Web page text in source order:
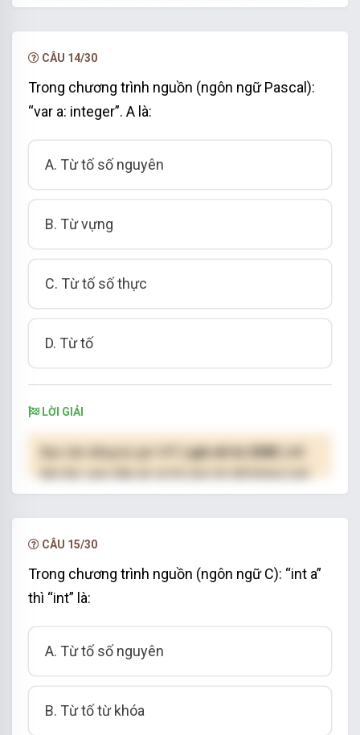
hạn.
CÂU 14/30
Trong chương trình nguồn (ngôn ngữ Pascal):
“var a: integer”. A là:
A. Từ tố số nguyên
B. Từ vựng
C. Từ tố số thực
D. Từ tố
LỜI GIẢI
( giá chỉ từ 250K )
hạn.
CÂU 15/30
Trong chương trình nguồn (ngôn ngữ C): “int a”
thì “int” là:
A. Từ tố số nguyên
B. Từ tố từ khóa